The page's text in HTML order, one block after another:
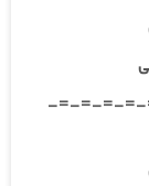
-=-=-=-